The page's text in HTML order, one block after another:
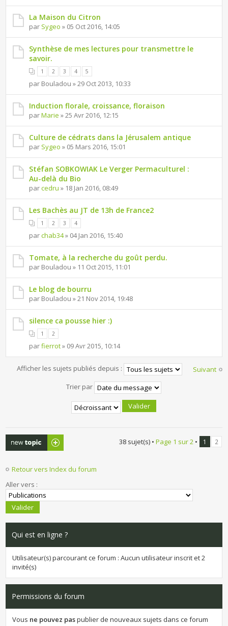
La Maison du Citron
par Sygeo » 05 Oct 2016, 14:05
Synthèse de mes lectures pour transmettre le
savoir.
1 2 3 4 5
par Bouladou » 29 Oct 2013, 10:33
Induction florale, croissance, floraison
parMarie » 25 Avr 2016, 12:15
Culture de cédrats dans la Jérusalem antique
par Sygeo » 05 Mars 2016, 15:01
Stéfan SOBKOWIAK Le Verger Permaculturel :
Au-delà du Bio
parcedru » 18 Jan 2016, 08:49
Les Bachès au JT de 13h de France2
1 2 3 4
parchab34» 04 Jan 2016, 15:40
Tomate, à la recherche du goût perdu.
par Bouladou » 11 Oct 2015, 11:01
Le blog de bourru
par Bouladou » 21 Nov 2014, 19:48
silence ca pousse hier :)
1 2
parfierrot» 09 Avr 2015, 10:14
Suivant
Afficher les sujets publiés depuis :
Trier par
Publier un
nouveau sujet
38 sujet(s) • Page 1 sur2• 1 2
Retour vers Index du forum
Aller vers :
Qui est en ligne ?
Utilisateur(s) parcourant ce forum : Aucun utilisateur inscrit et 2
invité(s)
Permissions du forum
Vous ne pouvez paspublier de nouveaux sujets dans ce forum